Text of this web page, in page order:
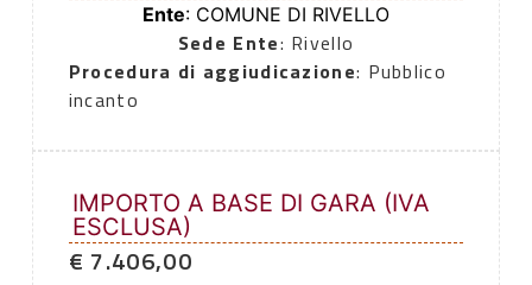
Ente: COMUNE DI RIVELLO
Sede Ente: Rivello
Procedura di aggiudicazione: Pubblico
incanto
IMPORTO A BASE DI GARA (IVA
ESCLUSA)
€ 7.406,00